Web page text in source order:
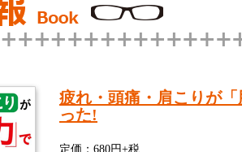
疲れ・頭痛・肩こりが
った!
定価：680円+税